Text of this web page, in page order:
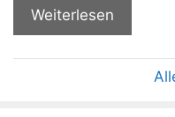
Weiterlesen